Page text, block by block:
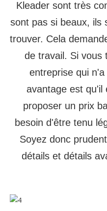
Kleader sont très
sont pas si beaux, ils
trouver. Cela
de travail. Si vous
entreprise qui
avantage est qu'il
proposer un prix
besoin d'être tenu
Soyez donc
détails et détails